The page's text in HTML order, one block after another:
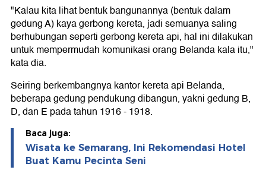
"Kalau kita lihat bentuk bangunannya (bentuk dalam
gedung A) kaya gerbong kereta, jadi semuanya saling
berhubungan seperti gerbong kereta api, hal ini dilakukan
untuk mempermudah komunikasi orang Belanda kala itu,"
kata dia.
Seiring berkembangnya kantor kereta api Belanda,
beberapa gedung pendukung dibangun, yakni gedung B,
D, dan E pada tahun 1916 - 1918.
Baca juga:
Wisata ke Semarang, Ini Rekomendasi Hotel
Buat Kamu Pecinta Seni